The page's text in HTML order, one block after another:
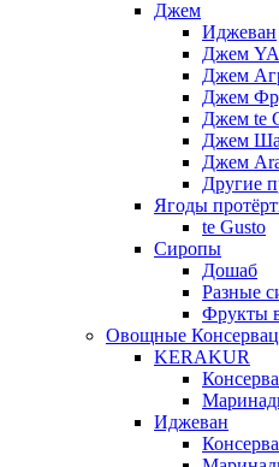
Джем
Иджеван
Джем
Джем
Джем
Джем te
Джем
Джем
Другие
Ягоды
te Gusto
Сиропы
Дошаб
Разные
Фрукты
Овощные
KERAKUR
Иджеван